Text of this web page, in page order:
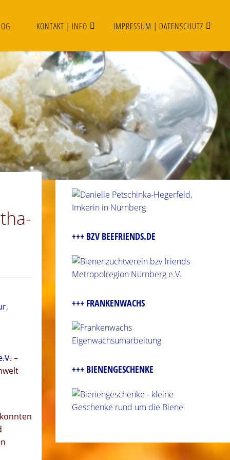
KONTAKT | INFO IMPRESSUM | DATENSCHUTZ
,
–
+++ BZV BEEFRIENDS.DE
+++ FRANKENWACHS
+++ BIENENGESCHENKE